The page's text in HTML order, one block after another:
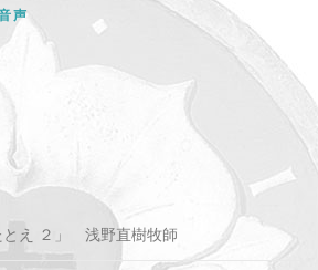
声
え ２」 浅野直樹牧師